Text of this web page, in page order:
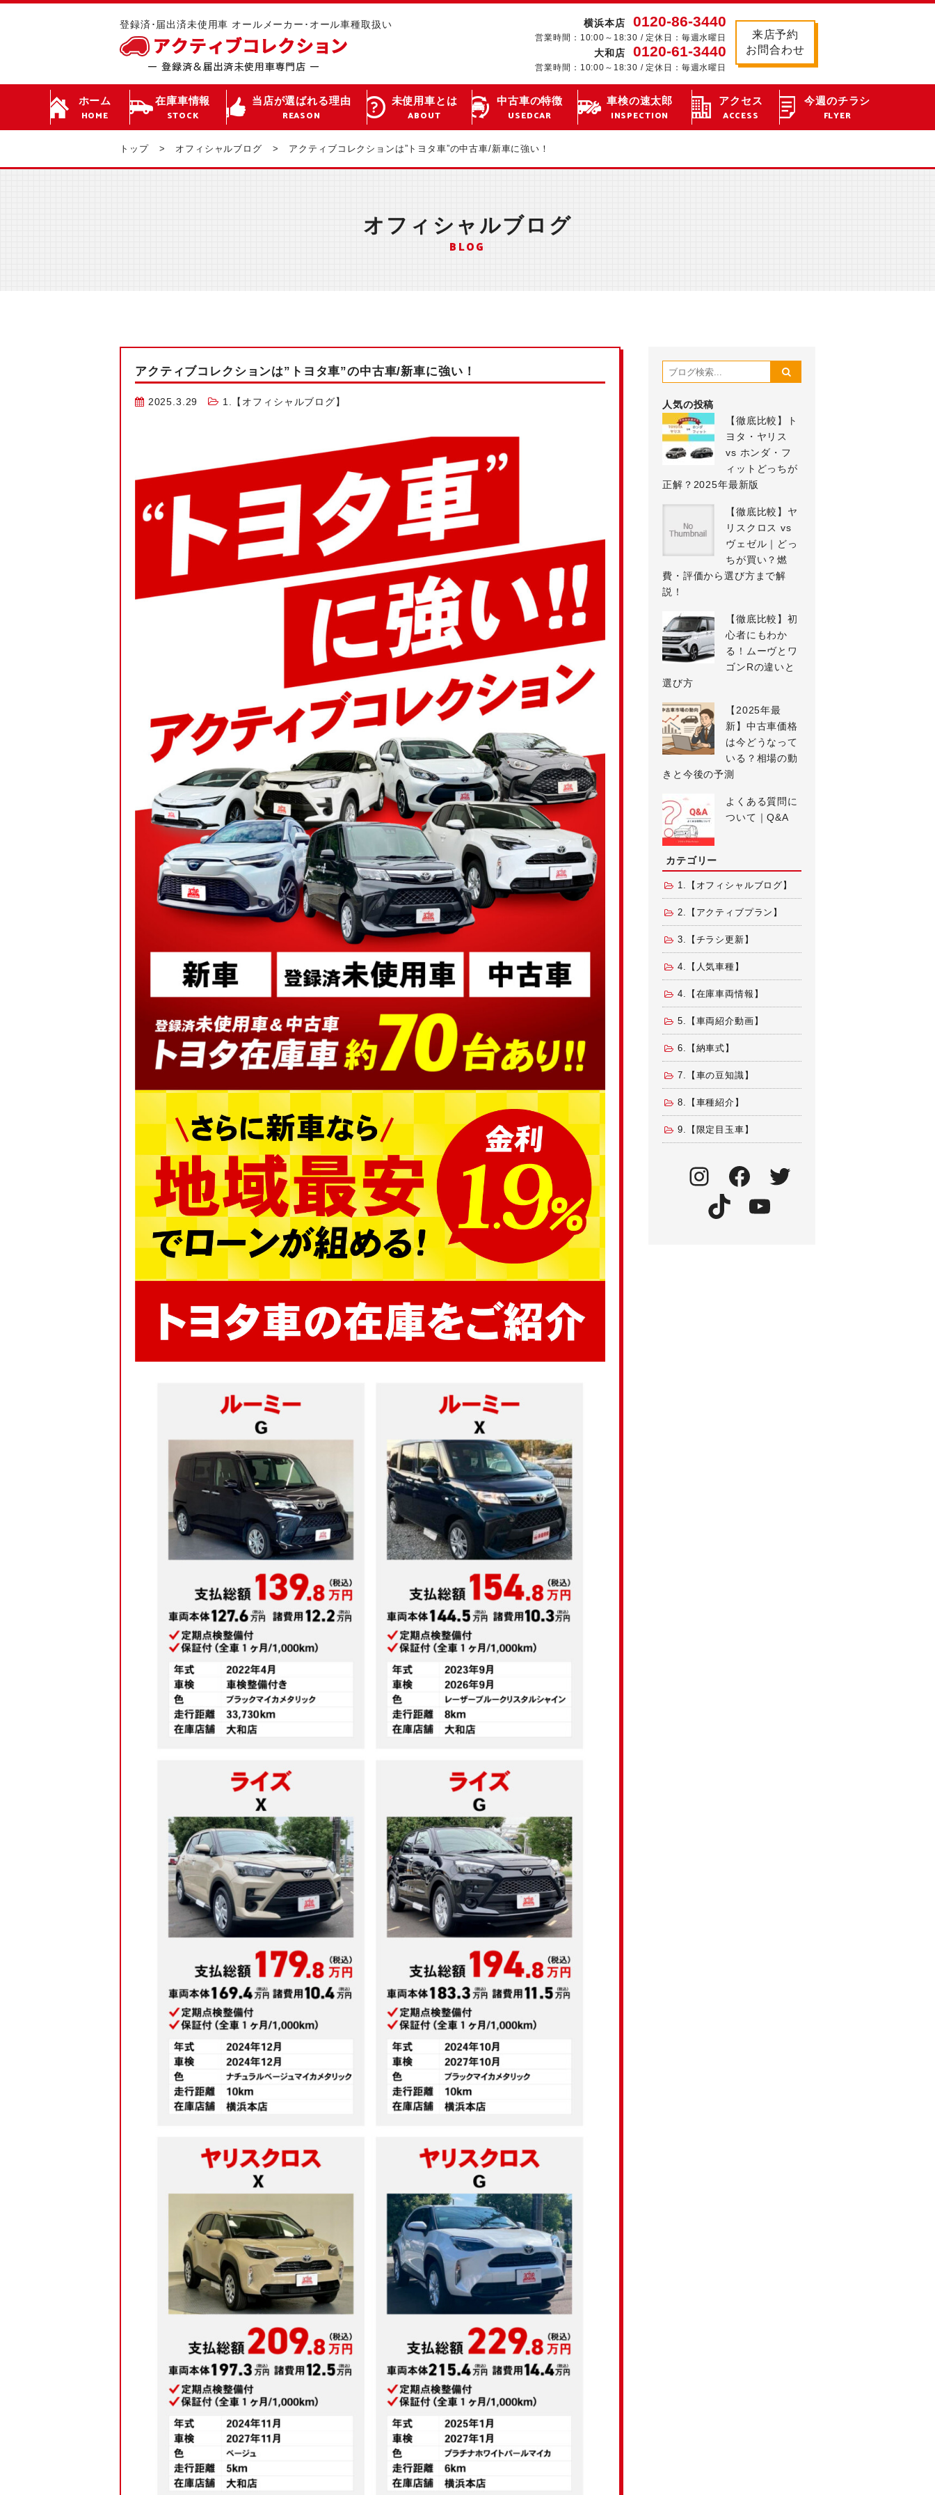
登録済･届出済未使用車 オールメーカー･オール車種取扱い 横浜本店 0120-86-3440
営業時間：10:00～18:30 / 定休日：毎週水曜日
大和店 0120-61-3440
営業時間：10:00～18:30 / 定休日：毎週水曜日
来店予約
お問合わせ
ホーム
HOME
在庫車情報
STOCK
当店が選ばれる理由
REASON
未使用車とは
ABOUT
中古車の特徴
USEDCAR
車検の速太郎
INSPECTION
アクセス
ACCESS
今週のチラシ
FLYER
トップ オフィシャルブログ アクティブコレクションは”トヨタ車”の中古車/新車に強い！
オフィシャルブログ
BLOG
アクティブコレクションは”トヨタ車”の中古車/新車に強い！
2025.3.29 1.【オフィシャルブログ】
人気の投稿
【徹底比較】ト
ヨタ・ヤリス
vs ホンダ・フ
ィットどっちが
正解？2025年最新版
【徹底比較】ヤ
リスクロス vs
ヴェゼル｜どっ
ちが買い？燃
費・評価から選び方まで解
説！
【徹底比較】初
心者にもわか
る！ムーヴとワ
ゴンRの違いと
選び方
【2025年最
新】中古車価格
は今どうなって
いる？相場の動
きと今後の予測
よくある質問に
ついて｜Q&A
カテゴリー
1.【オフィシャルブログ】
2.【アクティブプラン】
3.【チラシ更新】
4.【人気車種】
4.【在庫車両情報】
5.【車両紹介動画】
6.【納車式】
7.【車の豆知識】
8.【車種紹介】
9.【限定目玉車】
Instagram
Facebook
TikTokYouTube